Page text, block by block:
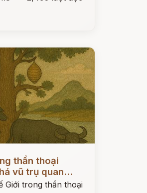
thần thoại
vũ trụ quan...
Giới trong thần thoại